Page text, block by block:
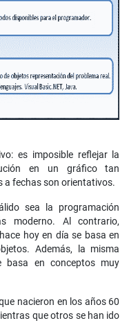
es imposible reflejar la
en un gráfico tan
a fechas son orientativos.
sea la programación
moderno. Al contrario,
hoy en día se basa en
Además, la misma
basa en conceptos muy
nacieron en los años 60
que otros se han ido